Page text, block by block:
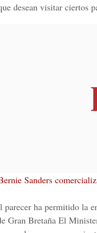
desean visitar ciertos
Sanders
parecer ha permitido la
Gran Bretaña El